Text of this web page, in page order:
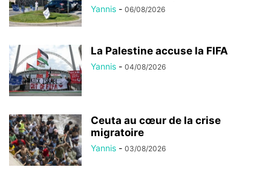
Yannis - 06/08/2026
La Palestine accuse la FIFA
Yannis - 04/08/2026
Ceuta au cœur de la crise
migratoire
Yannis - 03/08/2026